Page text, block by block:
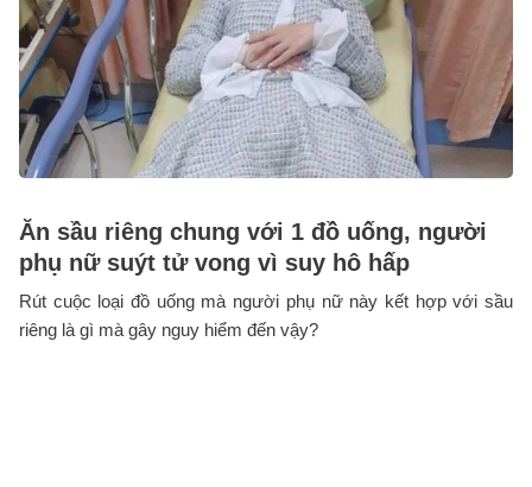
Ăn sầu riêng chung với 1 đồ uống, người
phụ nữ suýt tử vong vì suy hô hấp
Rút cuộc loại đồ uống mà người phụ nữ này kết hợp với sầu
riêng là gì mà gây nguy hiểm đến vậy?